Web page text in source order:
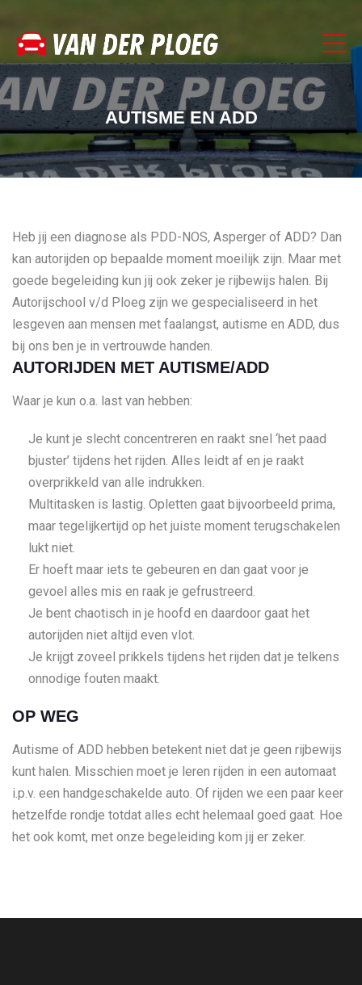
AUTISME EN ADD
Heb jij een diagnose als PDD-NOS, Asperger of ADD? Dan
kan autorijden op bepaalde moment moeilijk zijn. Maar met
goede begeleiding kun jij ook zeker je rijbewijs halen. Bij
Autorijschool v/d Ploeg zijn we gespecialiseerd in het
lesgeven aan mensen met faalangst, autisme en ADD, dus
bij ons ben je in vertrouwde handen.
AUTORIJDEN MET AUTISME/ADD
Waar je kun o.a. last van hebben:
Je kunt je slecht concentreren en raakt snel ‘het paad
bjuster’ tijdens het rijden. Alles leidt af en je raakt
overprikkeld van alle indrukken.
Multitasken is lastig. Opletten gaat bijvoorbeeld prima,
maar tegelijkertijd op het juiste moment terugschakelen
lukt niet.
Er hoeft maar iets te gebeuren en dan gaat voor je
gevoel alles mis en raak je gefrustreerd.
Je bent chaotisch in je hoofd en daardoor gaat het
autorijden niet altijd even vlot.
Je krijgt zoveel prikkels tijdens het rijden dat je telkens
onnodige fouten maakt.
OP WEG
Autisme of ADD hebben betekent niet dat je geen rijbewijs
kunt halen. Misschien moet je leren rijden in een automaat
i.p.v. een handgeschakelde auto. Of rijden we een paar keer
hetzelfde rondje totdat alles echt helemaal goed gaat. Hoe
het ook komt, met onze begeleiding kom jij er zeker.